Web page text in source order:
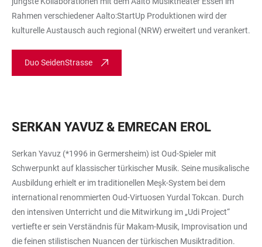
Rahmen verschiedener Aalto:StartUp Produktionen wird der
kulturelle Austausch auch regional (NRW) erweitert und verankert.
Duo SeidenStrasse
SERKAN YAVUZ & EMRECAN EROL
Serkan Yavuz (*1996 in Germersheim) ist Oud-Spieler mit
Schwerpunkt auf klassischer türkischer Musik. Seine musikalische
Ausbildung erhielt er im traditionellen Meşk-System bei dem
international renommierten Oud-Virtuosen Yurdal Tokcan. Durch
den intensiven Unterricht und die Mitwirkung im „Udi Project“
vertiefte er sein Verständnis für Makam-Musik, Improvisation und
die feinen stilistischen Nuancen der türkischen Musiktradition.